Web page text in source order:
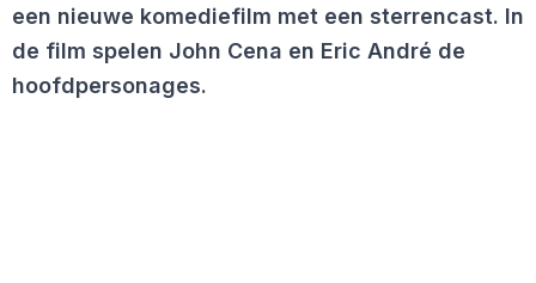
een nieuwe komediefilm met een sterrencast. In
de film spelen John Cena en Eric André de
hoofdpersonages.